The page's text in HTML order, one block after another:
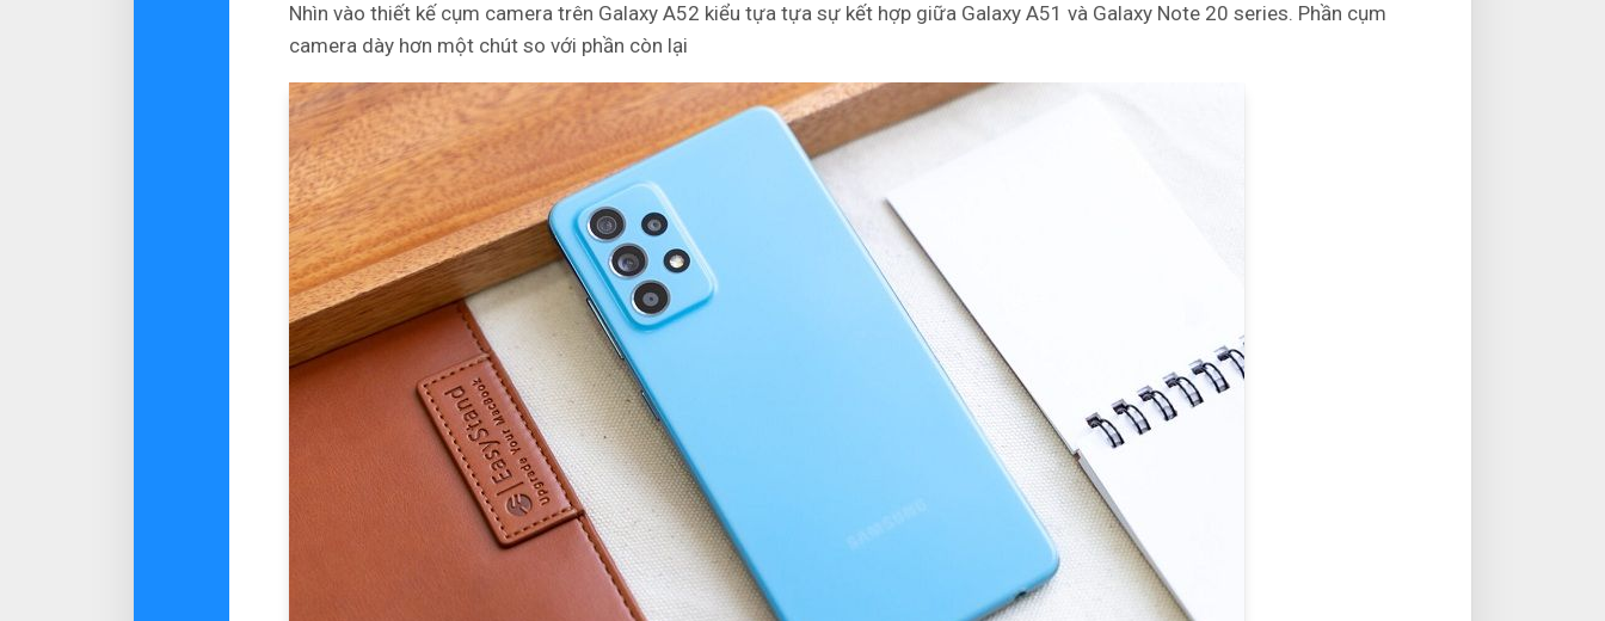
Nhìn vào thiết kế cụm camera trên Galaxy A52 kiểu tựa tựa sự kết hợp giữa Galaxy A51 và Galaxy Note 20 series. Phần cụm
camera dày hơn một chút so với phần còn lại